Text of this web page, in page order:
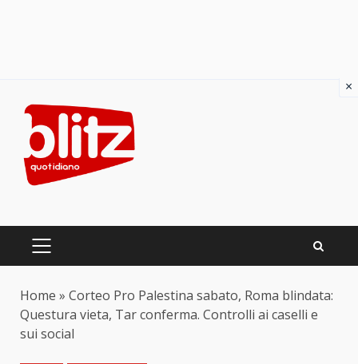
content
PRIMARY
Home » Corteo Pro Palestina sabato, Roma blindata:
Questura vieta, Tar conferma. Controlli ai caselli e
sui social
×